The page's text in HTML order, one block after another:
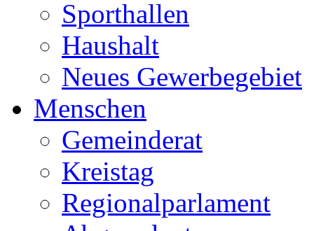
Sporthallen
Haushalt
Neues Gewerbegebiet
Menschen
Gemeinderat
Kreistag
Regionalparlament